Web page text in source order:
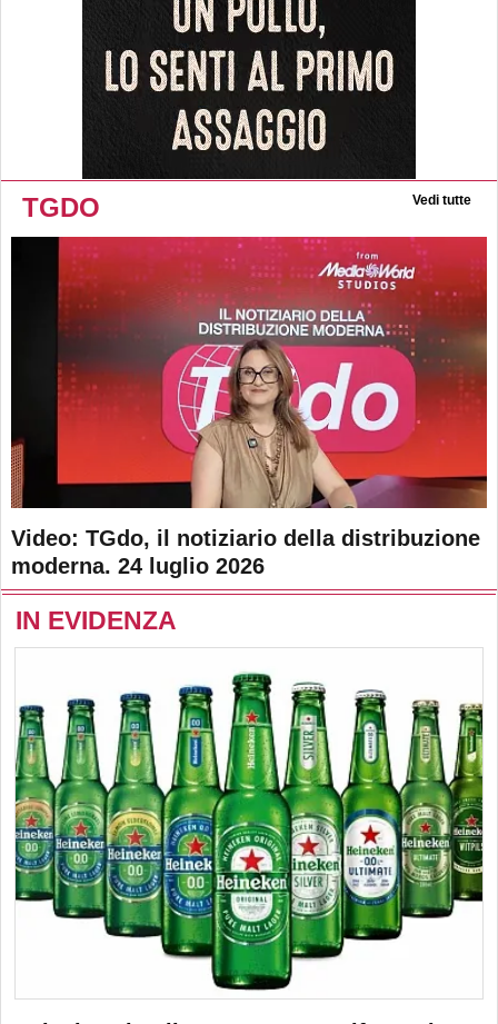
TGDO Vedi tutte
Video: TGdo, il notiziario della distribuzione
moderna. 24 luglio 2026
IN EVIDENZA